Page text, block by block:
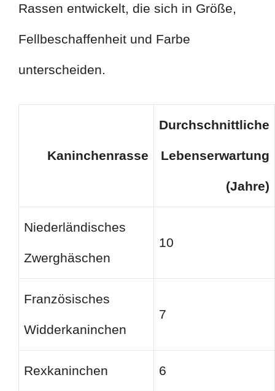
Rassen entwickelt, die sich in Größe,
Fellbeschaffenheit und Farbe
unterscheiden.
Kaninchenrasse
Durchschnittliche
Lebenserwartung
(Jahre)
Niederländisches
Zwerghäschen
10
Französisches
Widderkaninchen
7
Rexkaninchen 6